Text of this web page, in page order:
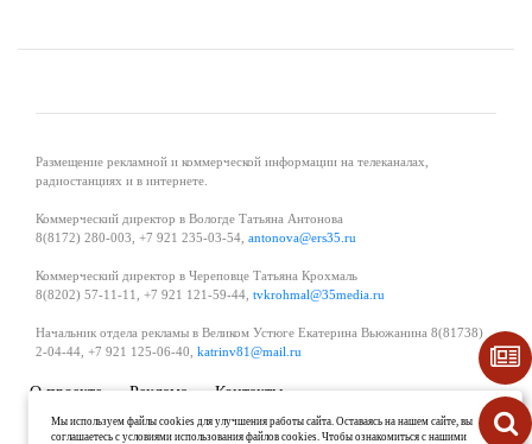
Размещение рекламной и коммерческой информации на телеканалах,
радиостанциях и в интернете.
Коммерческий директор в Вологде Татьяна Антонова
8(8172) 280-003, +7 921 235-03-54, antonova@ers35.ru
Коммерческий директор в Череповце Татьяна Крохмаль
8(8202) 57-11-11, +7 921 121-59-44, tvkrohmal@35media.ru
Начальник отдела рекламы в Великом Устюге Екатерина Вьюжанина 8(81738)
2-04-44, +7 921 125-06-40, katrinv81@mail.ru
О проекте Реклама
Контакты
Политика в области обработки и защиты персональных данных
Мы используем файлы cookies для улучшения работы сайта. Оставаясь на нашем сайте, вы
соглашаетесь с условиями использования файлов cookies. Чтобы ознакомиться с нашими